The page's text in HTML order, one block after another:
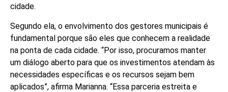
cidade.
Segundo ela, o envolvimento dos gestores municipais é
fundamental porque são eles que conhecem a realidade
na ponta de cada cidade. “Por isso, procuramos manter
um diálogo aberto para que os investimentos atendam às
necessidades específicas e os recursos sejam bem
aplicados”, afirma Marianna. “Essa parceria estreita e